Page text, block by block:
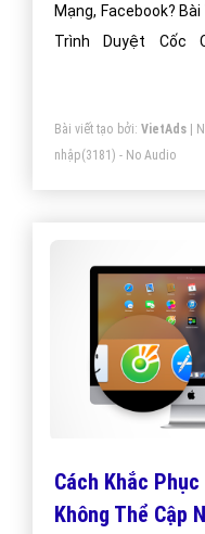
Mạng, Facebook? Bài Viết Hay Chia Sẻ Về Cách Sửa lỗi
Trình Duyệt Cốc
Bài viết tạo bởi: VietAds|
nhập(3181) - No Audio
Cách Khắc
Không Thể Cập